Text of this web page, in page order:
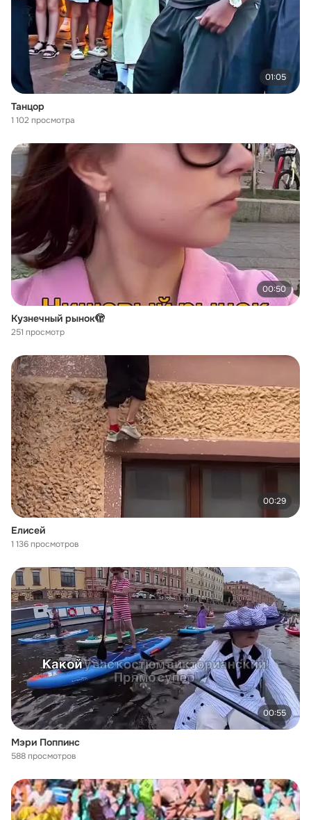
01:05
Танцор
1 102 просмотра
00:50
Кузнечный рынок🫣
251 просмотр
00:29
Елисей
1 136 просмотров
00:55
Мэри Поппинс
588 просмотров